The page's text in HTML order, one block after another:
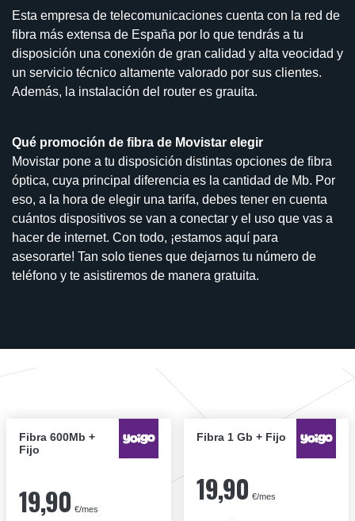
Esta empresa de telecomunicaciones cuenta con la red de
fibra más extensa de España por lo que tendrás a tu
disposición una conexión de gran calidad y alta veocidad y
un servicio técnico altamente valorado por sus clientes.
Además, la instalación del router es grauita.
Qué promoción de fibra de Movistar elegir
Movistar pone a tu disposición distintas opciones de fibra
óptica, cuya principal diferencia es la cantidad de Mb. Por
eso, a la hora de elegir una tarifa, debes tener en cuenta
cuántos dispositivos se van a conectar y el uso que vas a
hacer de internet. Con todo, ¡estamos aquí para
asesorarte! Tan solo tienes que dejarnos tu número de
teléfono y te asistiremos de manera gratuita.
Fibra 600Mb +
Fijo
19,90 €/mes
Fibra 1 Gb + Fijo
19,90 €/mes